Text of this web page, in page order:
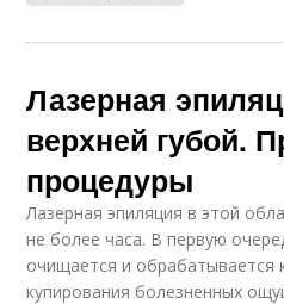
Лазерная
верхней губой.
процедуры
Лазерная эпиляция в этой
не более часа. В первую
очищается и обрабатывается
купирования болезненных